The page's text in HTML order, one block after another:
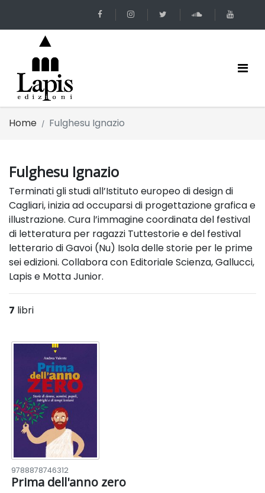
Home Fulghesu Ignazio
Fulghesu Ignazio
Terminati gli studi all’Istituto europeo di design di
Cagliari, inizia ad occuparsi di progettazione grafica e
illustrazione. Cura l’immagine coordinata del festival
di letteratura per ragazzi Tuttestorie e del festival
letterario di Gavoi (Nu) Isola delle storie per le prime
sei edizioni. Collabora con Editoriale Scienza, Gallucci,
Lapis e Motta Junior.
7 libri
9788878746312
Prima dell'anno zero